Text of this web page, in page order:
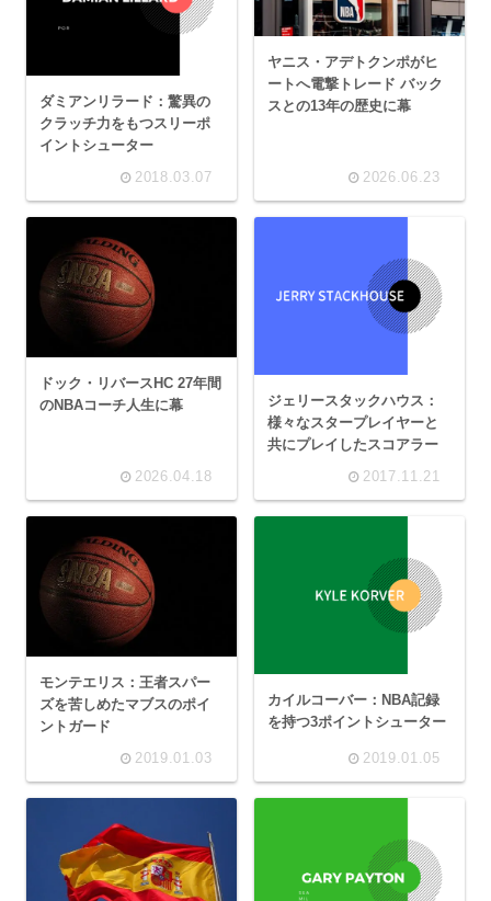
ダミアンリラード：驚異の
クラッチ力をもつスリーポ
イントシューター
2018.03.07
ヤニス・アデトクンポがヒ
ートへ電撃トレード バック
スとの13年の歴史に幕
2026.06.23
ドック・リバースHC 27年間
のNBAコーチ人生に幕
2026.04.18
ジェリースタックハウス：
様々なスタープレイヤーと
共にプレイしたスコアラー
2017.11.21
モンテエリス：王者スパー
ズを苦しめたマブスのポイ
ントガード
2019.01.03
カイルコーバー：NBA記録
を持つ3ポイントシューター
2019.01.05